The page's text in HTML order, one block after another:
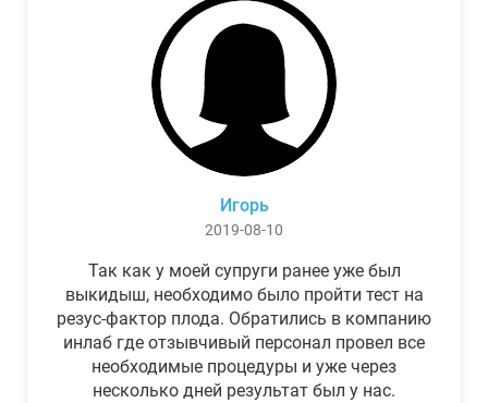
Игорь
2019-08-10
Так как у моей супруги ранее уже был
выкидыш, необходимо было пройти тест на
резус-фактор плода. Обратились в компанию
инлаб где отзывчивый персонал провел все
необходимые процедуры и уже через
несколько дней результат был у нас.